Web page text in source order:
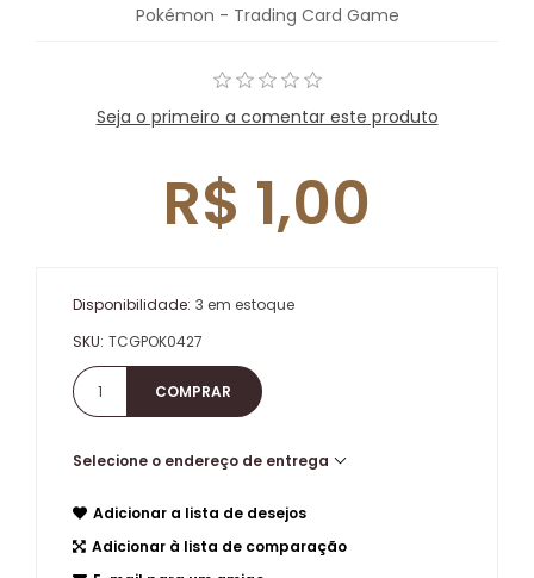
Pokémon - Trading Card Game
Seja o primeiro a comentar este produto
R$ 1,00
Disponibilidade: 3 em estoque
SKU: TCGPOK0427
Selecione o endereço de entrega
Adicionar a lista de desejos
Adicionar à lista de comparação